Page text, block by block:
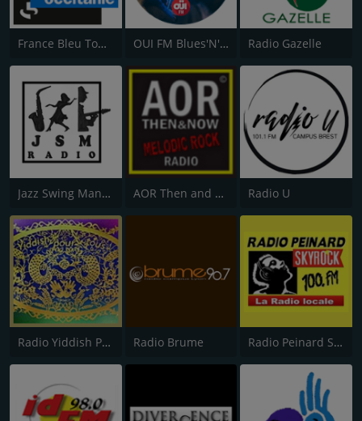
France Bleu Toulouse OUI FM Blues'N'Rock Radio Gazelle
Jazz Swing Manouche radio (JsmRadio) AOR Then and Now Radio U
Radio Yiddish Pour Tous Radio Brume Radio Peinard Skyrock